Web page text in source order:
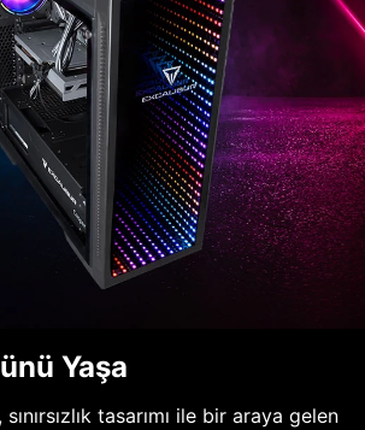
Yaşa
tasarımı ile bir araya gelen